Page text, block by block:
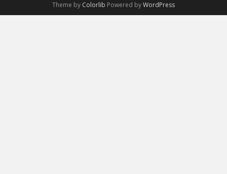
Theme by Colorlib Powered byWordPress